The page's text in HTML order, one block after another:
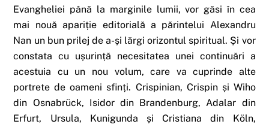
Evangheliei până la marginile lumii, vor găsi în cea
mai nouă apariție editorială a părintelui Alexandru
Nan un bun prilej de a-și lărgi orizontul spiritual. Și vor
constata cu ușurință necesitatea unei continuări a
acestuia cu un nou volum, care va cuprinde alte
portrete de oameni sfinți. Crispinian, Crispin și Wiho
din Osnabrück, Isidor din Brandenburg, Adalar din
Erfurt, Ursula, Kunigunda și Cristiana din Köln,